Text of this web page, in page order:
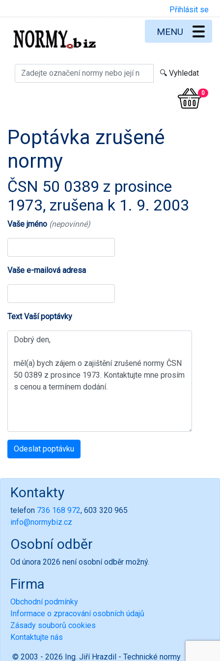
Přihlásit se
0
MENU
Poptávka zrušené
normy
ČSN 50 0389 z prosince
1973, zrušena k 1. 9. 2003
Vaše jméno (nepovinné)
Vaše e-mailová adresa
Text Vaší poptávky
Kontakty
telefon 736 168 972, 603 320 965
info@normybiz.cz
Osobní odběr
Od února 2026 není osobní odběr možný.
Firma
Obchodní podmínky
Informace o zpracování osobních údajů
Zásady souborů cookies
Kontaktujte nás
© 2003 - 2026 Ing. Jiří Hrazdil - Technické normy